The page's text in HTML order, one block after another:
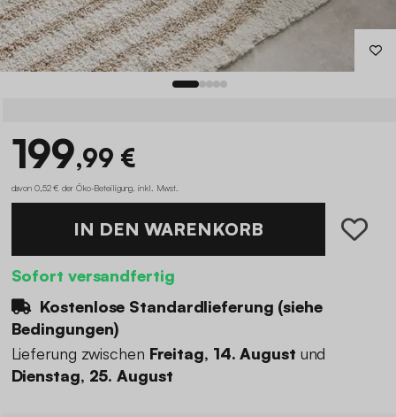
199,99 €
davon 0,52 € der Öko-Beteiligung inkl. Mwst.
IN DEN WARENKORB
Sofort versandfertig
Kostenlose Standardlieferung (siehe
Bedingungen)
Lieferung zwischen Freitag, 14. August und
Dienstag, 25. August